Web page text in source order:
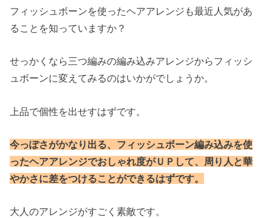
フィッシュボーンを使ったヘアアレンジも最近人気があ
ることを知っていますか？
せっかくなら三つ編みの編み込みアレンジからフィッシ
ュボーンに変えてみるのはいかがでしょうか。
上品で個性を出せすはずです。
今っぽさがかなり出る、フィッシュボーン編み込みを使
ったヘアアレンジでおしゃれ度がＵＰして、周り人と華
やかさに差をつけることができるはずです。
大人のアレンジがすごく素敵です。